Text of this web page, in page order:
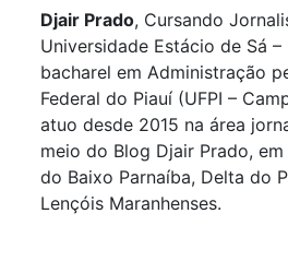
Djair Prado, Cursando
Universidade Estácio de Sá
bacharel em Administração
Federal do Piauí (UFPI –
atuo desde 2015 na área
meio do Blog Djair Prado,
do Baixo Parnaíba, Delta do
Lençóis Maranhenses.